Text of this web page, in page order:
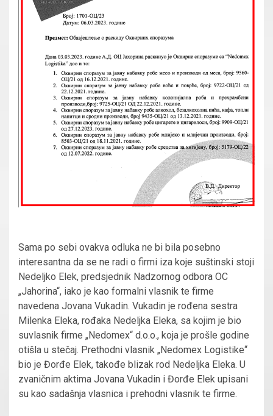
Sama po sebi ovakva odluka ne bi bila posebno
interesantna da se ne radi o firmi iza koje suštinski stoji
Nedeljko Elek, predsjednik Nadzornog odbora OC
„Jahorina“, iako je kao formalni vlasnik te firme
navedena Jovana Vukadin. Vukadin je rođena sestra
Milenka Eleka, rođaka Nedeljka Eleka, sa kojim je bio
suvlasnik firme „Nedomex“ d.o.o., koja je prošle godine
otišla u stečaj. Prethodni vlasnik „Nedomex Logistike“
bio je Đorđe Elek, takođe blizak rod Nedeljka Eleka. U
zvaničnim aktima Jovana Vukadin i Đorđe Elek upisani
su kao sadašnja vlasnica i prehodni vlasnik te firme.